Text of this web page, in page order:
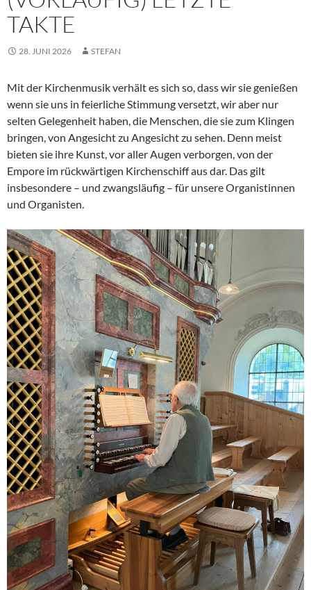
TAKTE
28. JUNI 2026 STEFAN
Mit der Kirchenmusik verhält es sich so, dass wir sie genießen
wenn sie uns in feierliche Stimmung versetzt, wir aber nur
selten Gelegenheit haben, die Menschen, die sie zum Klingen
bringen, von Angesicht zu Angesicht zu sehen. Denn meist
bieten sie ihre Kunst, vor aller Augen verborgen, von der
Empore im rückwärtigen Kirchenschiff aus dar. Das gilt
insbesondere – und zwangsläufig – für unsere Organistinnen
und Organisten.